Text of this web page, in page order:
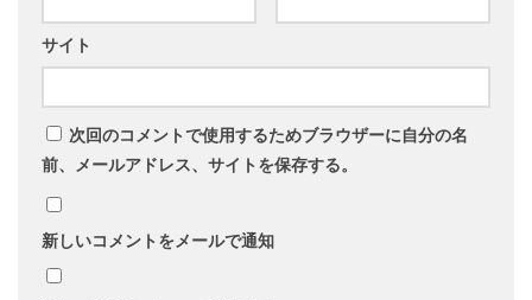
サイト
次回のコメントで使用するためブラウザーに自分の名
前、メールアドレス、サイトを保存する。
新しいコメントをメールで通知